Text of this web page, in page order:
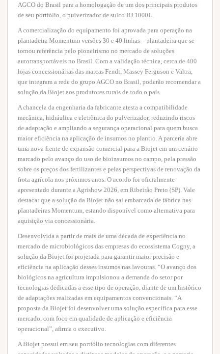
AGCO do Brasil para a homologação de um dos principais produtos
de seu portfólio, o pulverizador de sulco BJ 1000L.
A comercialização do equipamento foi aprovada para operação na
plantadeira Momentum versões 30 e 40 linhas – plantadeira que se
tornou referência pelo pioneirismo no mercado de soluções
autotransportáveis no Brasil. Com a validação técnica, cerca de 400
lojas concessionárias das marcas Fendt, Massey Ferguson e Valtra,
que integram a rede do grupo AGCO no Brasil, poderão recomendar a
solução da Biojet aos produtores rurais de todo o país.
A chancela da engenharia da fabricante atesta a compatibilidade
mecânica, hidráulica e eletrônica do pulverizador, reduzindo riscos
de adaptação e ampliando a segurança operacional para quem busca
maior eficiência na aplicação de insumos no plantio. A parceria abre
uma nova frente de expansão comercial para a Biojet em um cenário
marcado pelo avanço do uso de bioinsumos no campo, pela pressão
sobre os preços dos fertilizantes e pelas perspectivas de renovação da
frota agrícola nos próximos anos. O acordo foi oficialmente
apresentado durante a Agrishow 2026, em Ribeirão Preto (SP). Vale
destacar que a solução da Biojet não sai embarcada de fábrica nas
plantadeiras Momentum, estando disponível como alternativa para
aquisição via concessionária.
Desenvolvida a partir de mais de uma década de experiência no
mercado de microbiológicos das empresas do ecossistema Cogny, a
solução da Biojet foi projetada para garantir maior precisão e
eficiência na aplicação desses insumos nas lavouras. “O avanço dos
biológicos na agricultura impulsionou a demanda do setor por
tecnologias dedicadas a esse tipo de operação, diante de um histórico
de adaptações realizadas em equipamentos convencionais. “A
proposta da Biojet foi desenvolver uma solução específica para esse
mercado, com foco em qualidade de aplicação e eficiência
operacional”, afirma o executivo.
A Biojet possui em seu portfólio tecnologias com diferentes